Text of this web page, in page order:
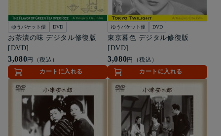
ゆうパケット便 DVD
お茶漬の味 デジタル修復版
[DVD]
3,080円（税込）
カートに入れる
ゆうパケット便 DVD
東京暮色 デジタル修復版
[DVD]
3,080円（税込）
カートに入れる